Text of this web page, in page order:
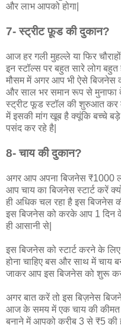
और लाभ आपको होगा|
7- स्ट्रीट फ़ूड की दुकान?
आज हर गली मुहल्ले या फिर
इन स्टॉल्स पर बहुत सारे लोग
मौसम में अगर आप भी ऐसे बिजनेस
और साल भर समान रूप से
स्ट्रीट फूड स्टॉल की शुरुआत
में इसकी मांग खूब है क्यूंकि बच्चे
पसंद कर रहे है|
8- चाय की दुकान?
अगर आप अपना बिजनेस ₹1000
आप चाय का बिजनेस स्टार्ट करें
ही अधिक चल रहा है इस बिजनेस की
इस बिजनेस को करके आप 1 दिन
ही आसानी से|
इस बिजनेस को स्टार्ट करने के
होना चाहिए बस और साथ में चाय
जाकर आप इस बिजनेस को शुरू
अगर बात करें तो इस बिज़नेस
आज के समय में एक चाय की
बनाने में आपको करीब 3 से ₹5 की